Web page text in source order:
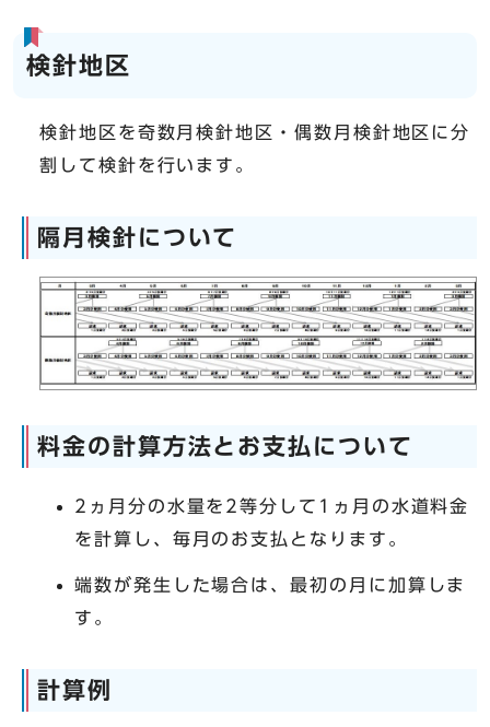
検針地区
検針地区を奇数月検針地区・偶数月検針地区に分
割して検針を行います。
隔月検針について
料金の計算方法とお支払について
2ヵ月分の水量を2等分して1ヵ月の水道料金
を計算し、毎月のお支払となります。
端数が発生した場合は、最初の月に加算しま
す。
計算例